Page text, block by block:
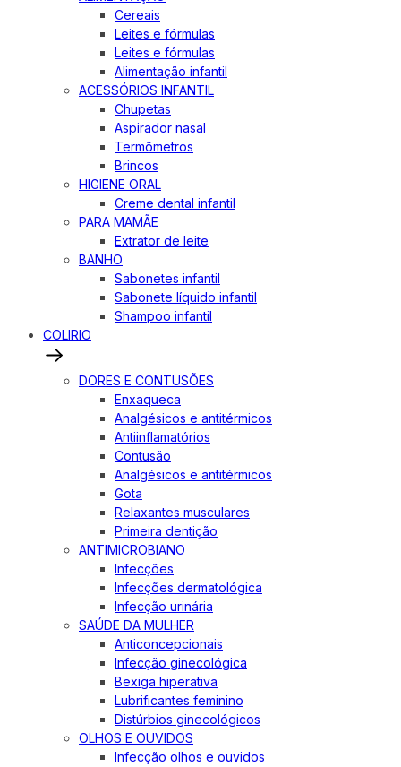
Cereais
Leites e fórmulas
Leites e fórmulas
Alimentação infantil
ACESSÓRIOS INFANTIL
Chupetas
Aspirador nasal
Termômetros
Brincos
HIGIENE ORAL
Creme dental infantil
PARA MAMÃE
Extrator de leite
BANHO
Sabonetes infantil
Sabonete líquido infantil
Shampoo infantil
COLIRIO
DORES E CONTUSÕES
Enxaqueca
Analgésicos e antitérmicos
Antiinflamatórios
Contusão
Analgésicos e antitérmicos
Gota
Relaxantes musculares
Primeira dentição
ANTIMICROBIANO
Infecções
Infecções dermatológica
Infecção urinária
SAÚDE DA MULHER
Anticoncepcionais
Infecção ginecológica
Bexiga hiperativa
Lubrificantes feminino
Distúrbios ginecológicos
OLHOS E OUVIDOS
Infecção olhos e ouvidos